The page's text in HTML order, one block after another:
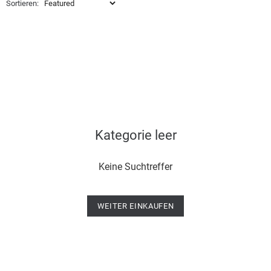
Sortieren:
Kategorie leer
Keine Suchtreffer
WEITER EINKAUFEN